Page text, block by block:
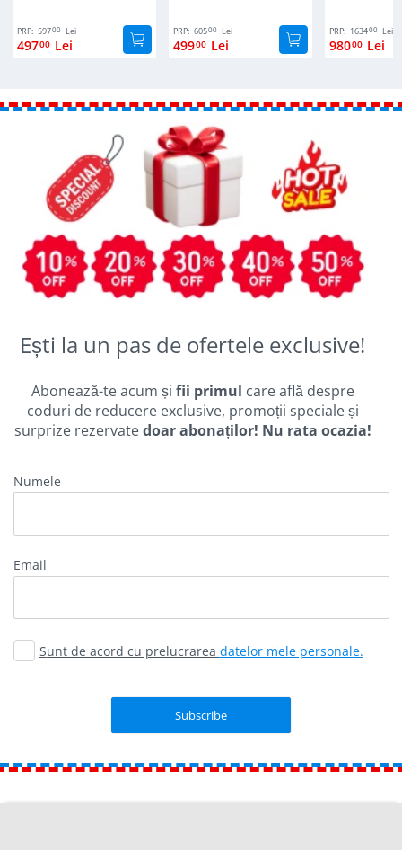
PRP: 59700 Lei
49700 Lei
PRP: 60500 Lei
49900 Lei
PRP: 163400 Lei
98000 Lei
Ești la un pas de ofertele exclusive!
Abonează-te acum și fii primul care află despre
coduri de reducere exclusive, promoții speciale și
surprize rezervatedoar abonaților! Nu rata ocazia!
Numele
email
Sunt de acord cu prelucrarea datelor mele personale.